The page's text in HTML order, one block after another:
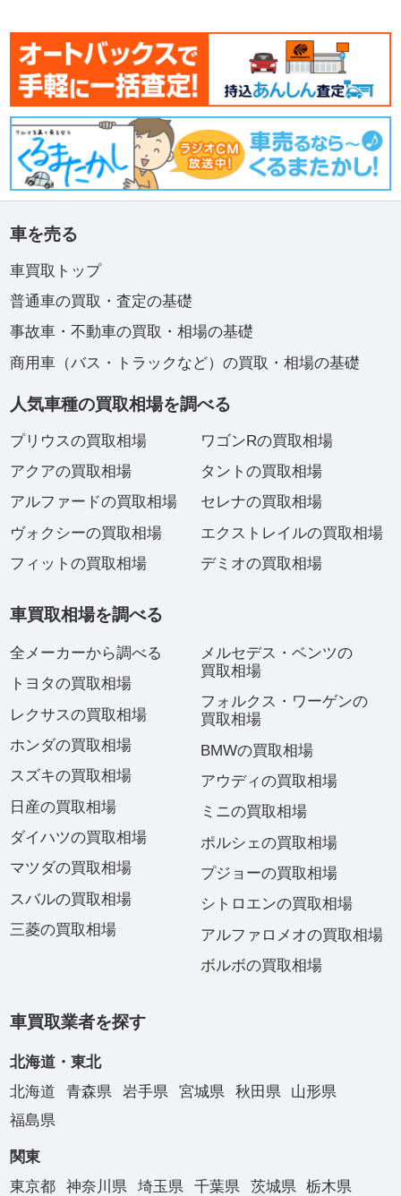
車を売る
車買取トップ
普通車の買取・査定の基礎
事故車・不動車の買取・相場の基礎
商用車（バス・トラックなど）の買取・相場の基礎
人気車種の買取相場を調べる
プリウスの買取相場
アクアの買取相場
アルファードの買取相場
ヴォクシーの買取相場
フィットの買取相場
ワゴンRの買取相場
タントの買取相場
セレナの買取相場
エクストレイルの買取相場
デミオの買取相場
車買取相場を調べる
全メーカーから調べる
トヨタの買取相場
レクサスの買取相場
ホンダの買取相場
スズキの買取相場
日産の買取相場
ダイハツの買取相場
マツダの買取相場
スバルの買取相場
三菱の買取相場
メルセデス・ベンツの
買取相場
フォルクス・ワーゲンの
買取相場
BMWの買取相場
アウディの買取相場
ミニの買取相場
ポルシェの買取相場
プジョーの買取相場
シトロエンの買取相場
アルファロメオの買取相場
ボルボの買取相場
車買取業者を探す
北海道・東北
北海道
青森県 岩手県 宮城県 秋田県
山形県
福島県
関東
東京都
神奈川県 埼玉県 千葉県 茨城県
栃木県